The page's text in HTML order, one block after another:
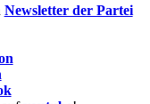
Newsletter der Partei